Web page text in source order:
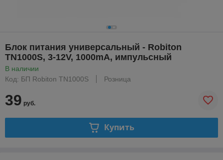
Блок питания универсальный - Robiton
TN1000S, 3-12V, 1000mA, импульсный
В наличии
Код: БП Robiton TN1000S
Розница
39 руб.
Купить